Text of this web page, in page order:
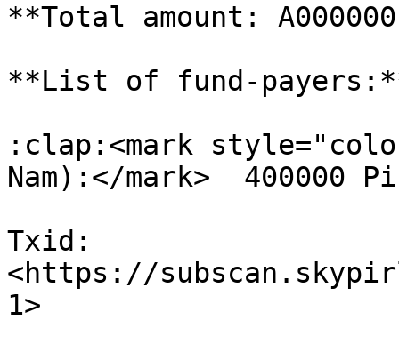
**Total amount:
**List of fund-
:clap:<mark
Nam):</mark>  400000
Txid:
<https://
1>